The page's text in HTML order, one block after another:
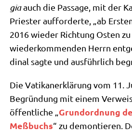
giaauch die Pas­sa­ge, mit der
Prie­ster auf­for­der­te, „ab
2016 wie­der Rich­tung Osten
wie­der­kom­men­den Herrn
di­nal sag­te und aus­führ­lich
Die Vati­kan­er­klä­rung vom 11.
Begrün­dung mit einem
öf­fent­li­che „Grund­ord­nung
Meß­buchs“ zu demon­tie­ren.